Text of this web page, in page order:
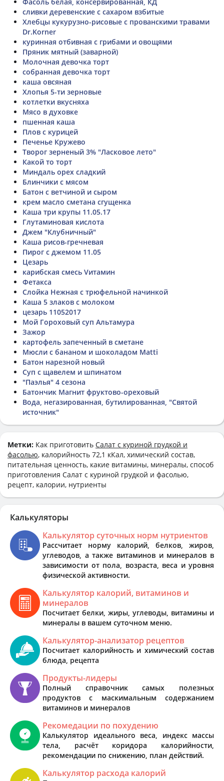
сливки деревенские с сахаром взбитые
Хлебцы кукурузно-рисовые с прованскими травами
Dr.Korner
куринная отбивная с грибами и овощями
Пряник мятный (заварной)
Молочная девочка торт
собранная девочка торт
каша овсяная
Хлопья 5-ти зерновые
котлетки вкусняха
Мясо в духовке
пшенная каша
Плов с курицей
Печенье Кружево
Творог зерненый 3% "Ласковое лето"
Какой то торт
Миндаль орех сладкий
Блинчики с мясом
Батон с ветчиной и сыром
крем масло сметана сгущенка
Каша три крупы 11.05.17
Глутаминовая кислота
Джем "Клубничный"
Каша рисов-гречневая
Пирог с джемом 11.05
Цезарь
карибская смесь Vитамин
Фетакса
Слойка Нежная с трюфельной начинкой
Каша 5 злаков с молоком
цезарь 11052017
Мой Гороховый суп Альтамура
Зажор
картофель запеченный в сметане
Мюсли с бананом и шоколадом Matti
Батон нарезной новый
Суп с щавелем и шпинатом
"Паэлья" 4 сезона
Батончик Магнит фруктово-ореховый
Вода, негазированная, бутилированная, "Святой
источник"
Метки: Как приготовить Салат с куриной грудкой и
фасолью, калорийность 72,1 кКал, химический состав,
питательная ценность, какие витамины, минералы, способ
приготовления Салат с куриной грудкой и фасолью,
рецепт, калории, нутриенты
Калькуляторы
Калькулятор суточных норм нутриентов
Рассчитает норму калорий, белков, жиров,
углеводов, а также витаминов и минералов в
зависимости от пола, возраста, веса и уровня
физической активности.
Калькулятор калорий, витаминов и
минералов
Посчитает белки, жиры, углеводы, витамины и
минералы в вашем суточном меню.
Калькулятор-анализатор рецептов
Посчитает калорийность и химический состав
блюда, рецепта
Продукты-лидеры
Полный справочник самых полезных
продуктов с маскимальным содержанием
витаминов и минералов
Рекомедации по похудению
Калькулятор идеального веса, индекс массы
тела, расчёт коридора калорийности,
рекомендации по снижению, план действий.
Калькулятор расхода калорий